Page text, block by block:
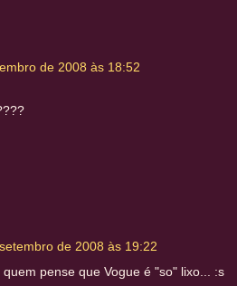
de 2008 às 18:52
de 2008 às 19:22
pense que Vogue é "so" lixo... :s